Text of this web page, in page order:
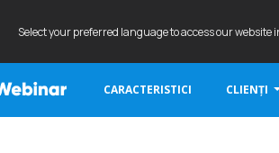
Select your preferred language to access our
CARACTERISTICI CLIENȚI